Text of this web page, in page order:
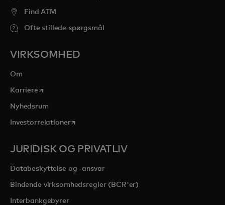
Find ATM
Ofte stillede spørgsmål
VIRKSOMHED
Om
Karriereopens in a new tab
Nyhedsrum
Investorrelationeropens in a new tab
JURIDISK OG PRIVATLIV
Databeskyttelse og -ansvar
Bindende virksomhedsregler (BCR'er)
Interbankgebyrer